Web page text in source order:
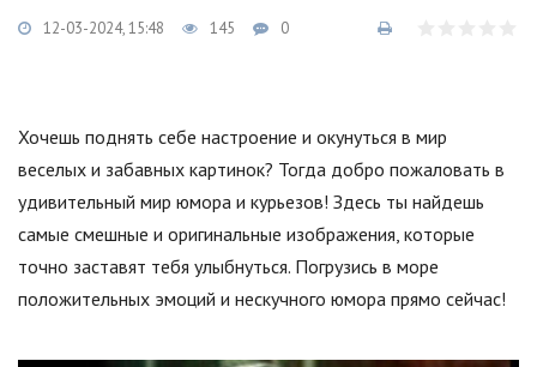
12-03-2024, 15:48 145 0
Хочешь поднять себе настроение и окунуться в мир
веселых и забавных картинок? Тогда добро пожаловать в
удивительный мир юмора и курьезов! Здесь ты найдешь
самые смешные и оригинальные изображения, которые
точно заставят тебя улыбнуться. Погрузись в море
положительных эмоций и нескучного юмора прямо сейчас!